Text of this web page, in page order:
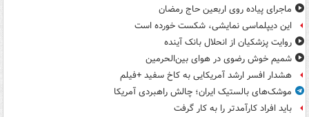
ماجرای پیاده روی اربعین حاج رمضان
این دیپلماسی نمایشی، شکست خورده است
روایت پزشکیان از انحلال بانک آینده
شمیم خوش رضوی در هوای بین‌الحرمین
هشدار افسر ارشد آمریکایی به کاخ سفید +فیلم
موشک‌های بالستیک ایران؛ چالش راهبردی آمریکا
باید افراد کارآمدتر را به کار گرفت